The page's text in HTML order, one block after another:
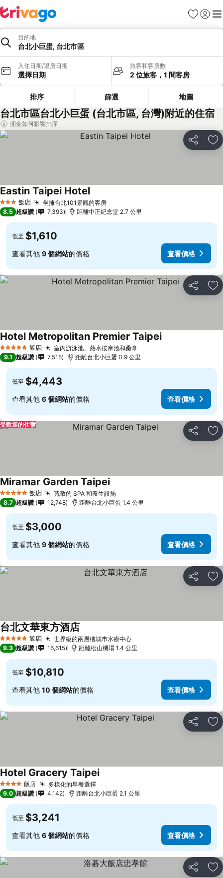
我的最愛
登入 選
目的地
台北小巨蛋, 台北市區
入住日期/退房日期
選擇日期
旅客和客房數
2 位旅客，1 間客房
排序 篩選 地圖
台北市區台北小巨蛋 (台北市區, 台灣)附近的住宿
佣金如何影響排序
分享 加
3 星級 飯店 坐擁台北101景觀的客房查看價格
Eastin Taipei Hotel查看價格
8.5 超級讚 7,393 距離中正紀念堂 2.7 公里
低至 $1,610
查看其他 9 個網站的價格 查看價格
分享 加
5 星級 飯店 室內游泳池、熱水按摩池和桑拿查看價格
Hotel Metropolitan Premier Taipei查看價格
9.1 超級讚 7,515 距離台北小巨蛋 0.9 公里
低至 $4,443
查看其他 6 個網站的價格 查看價格
分享 加
受歡迎的住宿
5 星級 飯店 寬敞的 SPA 和養生設施查看價格
Miramar Garden Taipei查看價格
8.7 超級讚 12,748 距離台北小巨蛋 1.4 公里
低至 $3,000
查看其他 9 個網站的價格 查看價格
分享 加
5 星級 飯店 世界級的兩層樓城市水療中心查看價格
台北文華東方酒店
9.3 超級讚 16,615 距離松山機場 1.4 公里
低至 $10,810
查看其他 10 個網站的價格 查看價格
分享 加
4 星級 飯店 多樣化的早餐選擇查看價格
Hotel Gracery Taipei查看價格
9.0 超級讚 4,142 距離台北小巨蛋 2.1 公里
低至 $3,241
查看其他 6 個網站的價格 查看價格
分享 加